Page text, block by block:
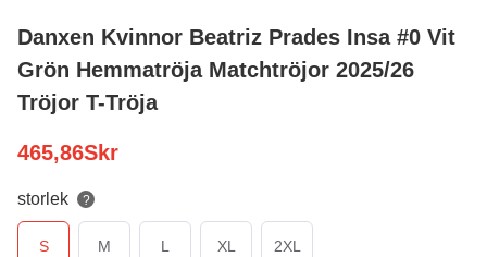
Danxen Kvinnor Beatriz Prades Insa #0 Vit
Grön Hemmatröja Matchtröjor 2025/26
Tröjor T-Tröja
465,86Skr
storlek ?
S M L XL 2XL